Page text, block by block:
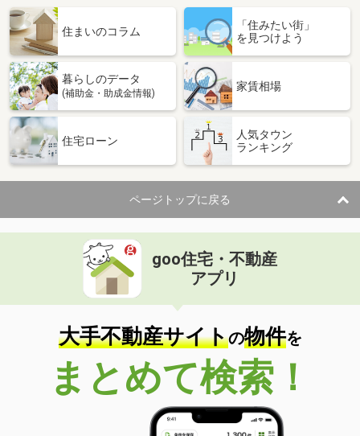
価 格
5.10万円
熊本県熊本市北区龍田７丁目
専有面積 26.49m²
間取り
熊本県熊本市中央区九品寺２丁目
住 所
熊本県熊本市中央区九品寺２丁目
専有面積 30.9m²
間取り
1LDK
熊本県熊本市中央区上鍛冶屋町
価 格
住 所
熊本県熊本市中央区上鍛冶屋町
専有面積 29.6m²
間取り
ワンルーム
熊本県熊本市東区新南部６丁目
価 格
2.40万円
熊本県熊本市東区新南部６丁目
20.48m²
住まいのコラム
「住みたい街」
を見つけよう
暮らしのデータ
(補助金・助成金情報)
家賃相場
住宅ローン
人気タウン
ランキング
ページトップに戻る
goo住宅・不動産
アプリ
大手不動産サイトの物件を
まとめて検索！